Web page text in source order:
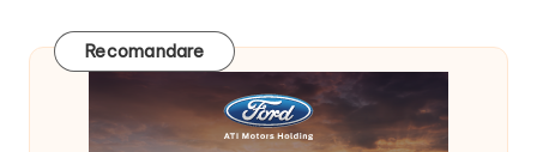
Recomandare